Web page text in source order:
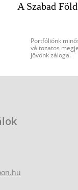
A Szabad
Portfóliónk
változatos
jövőnk záloga.